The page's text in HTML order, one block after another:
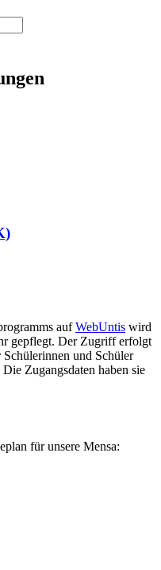
aufWebUntis wird
gepflegt. Der Zugriff erfolgt
und Schüler
Zugangsdaten haben sie
für unsere Mensa: